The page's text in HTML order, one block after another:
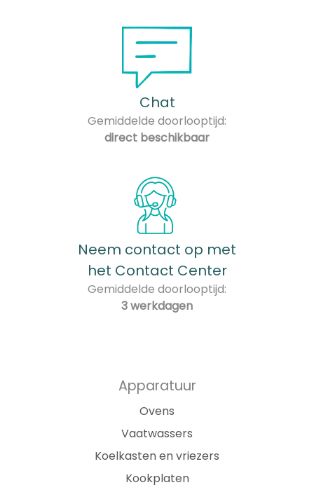
Chat
Gemiddelde doorlooptijd:
direct beschikbaar
Neem contact op met
het Contact Center
Gemiddelde doorlooptijd:
3 werkdagen
Apparatuur
Ovens
Vaatwassers
Koelkasten en vriezers
Kookplaten